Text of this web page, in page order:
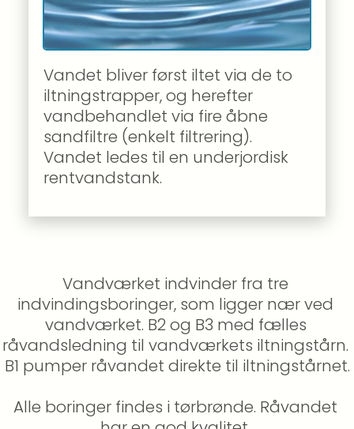
Vandet bliver først iltet via de to
iltningstrapper, og herefter
vandbehandlet via fire åbne
sandfiltre (enkelt filtrering).
Vandet ledes til en underjordisk
rentvandstank.
Vandværket indvinder fra tre
indvindingsboringer, som ligger nær ved
vandværket. B2 og B3 med fælles
råvandsledning til vandværkets iltningstårn.
B1 pumper råvandet direkte til iltningstårnet.
Alle boringer findes i tørbrønde. Råvandet